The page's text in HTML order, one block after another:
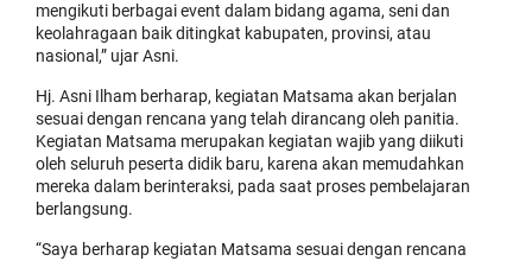
mengikuti berbagai event dalam bidang agama, seni dan
keolahragaan baik ditingkat kabupaten, provinsi, atau
nasional,” ujar Asni.
Hj. Asni Ilham berharap, kegiatan Matsama akan berjalan
sesuai dengan rencana yang telah dirancang oleh panitia.
Kegiatan Matsama merupakan kegiatan wajib yang diikuti
oleh seluruh peserta didik baru, karena akan memudahkan
mereka dalam berinteraksi, pada saat proses pembelajaran
berlangsung.
“Saya berharap kegiatan Matsama sesuai dengan rencana